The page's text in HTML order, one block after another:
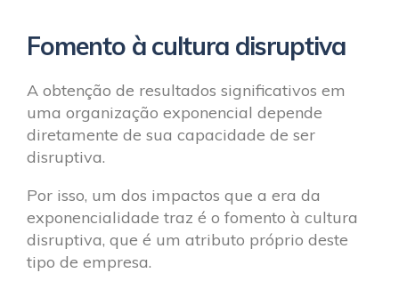
Fomento à cultura disruptiva
A obtenção de resultados significativos em
uma organização exponencial depende
diretamente de sua capacidade de ser
disruptiva.
Por isso, um dos impactos que a era da
exponencialidade traz é o fomento à cultura
disruptiva, que é um atributo próprio deste
tipo de empresa.